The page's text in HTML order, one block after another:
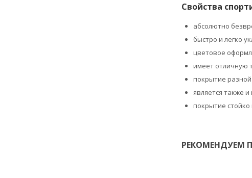
Свойства
абсолютно
быстро и легко
цветовое
имеет отличную
покрытие разной
является также
покрытие стойко
РЕКОМЕНДУЕМ